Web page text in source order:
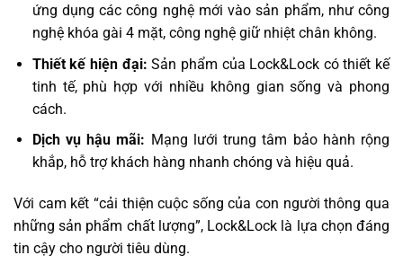
ứng dụng các công nghệ mới vào sản phẩm, như công
nghệ khóa gài 4 mặt, công nghệ giữ nhiệt chân không.
Thiết kế hiện đại:Sản phẩm của Lock&Lock có thiết kế
tinh tế, phù hợp với nhiều không gian sống và phong
cách.
Dịch vụ hậu mãi: Mạng lưới trung tâm bảo hành rộng
khắp, hỗ trợ khách hàng nhanh chóng và hiệu quả.
Với cam kết “cải thiện cuộc sống của con người thông qua
những sản phẩm chất lượng”, Lock&Lock là lựa chọn đáng
tin cậy cho người tiêu dùng.